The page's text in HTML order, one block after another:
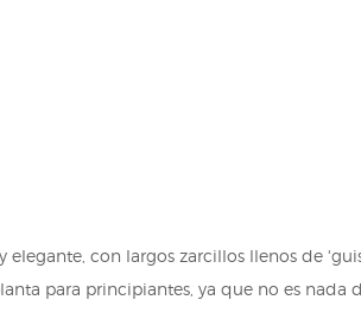
elegante, con largos zarcillos llenos de
para principiantes, ya que no es